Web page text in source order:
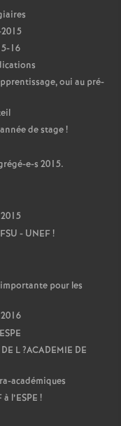
16
oui au pré-
de stage!
e-s 2015.
FSU - UNEF!
pour les
ESPE
DE L?ACADEMIE DE
académiques
à l’ESPE !